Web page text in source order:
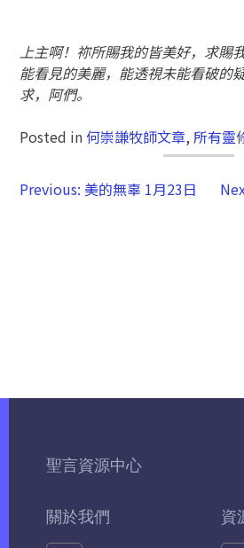
上主啊！祢所賜我的皆美好，求賜
能看見的美麗，能透視未能看破的
求，阿們。
Posted in 何崇謙牧師文章,所有靈
Previous: 美的無辜 1月23日
聖言資源中心
關於我們 資